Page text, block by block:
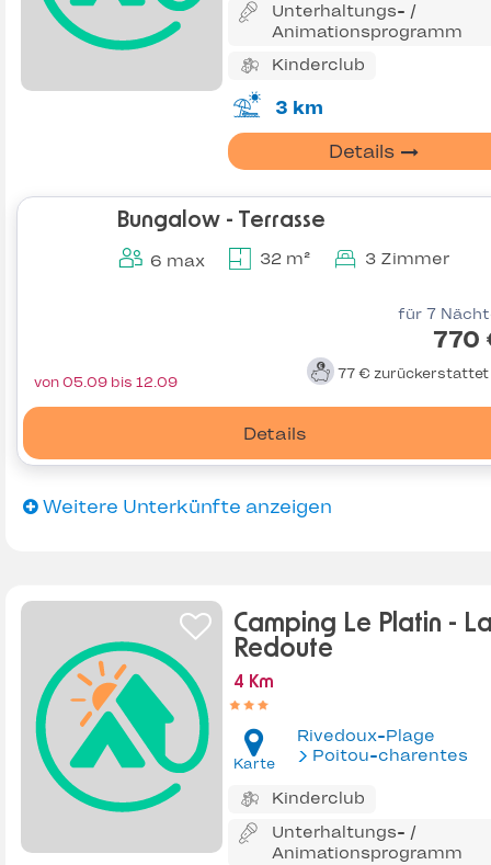
Unterhaltungs- /
Animationsprogramm
Kinderclub
3 km
Details
Bungalow - Terrasse
6 max 32 m² 3 Zimmer
für 7
770
77 € zurückerstattet
Details
von 05.09 bis 12.09
Weitere Unterkünfte anzeigen
Camping Le Platin -
Redoute
4 Km
Karte
Rivedoux-Plage
Poitou-charentes
Kinderclub
Unterhaltungs- /
Animationsprogramm